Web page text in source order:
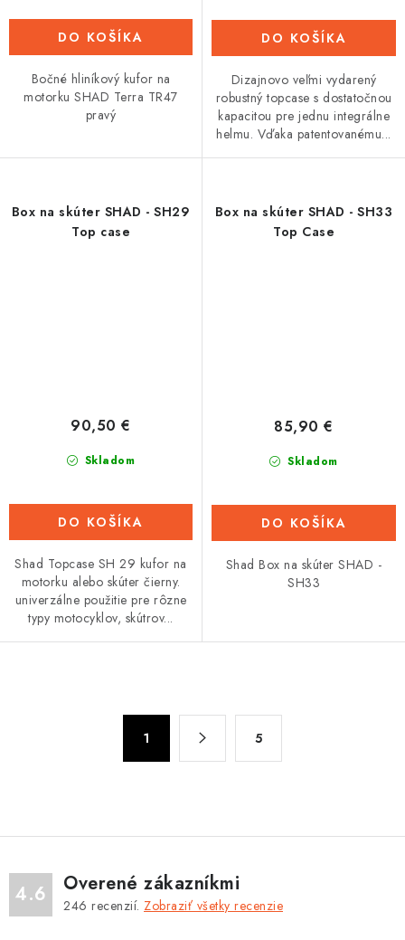
DO KOŠÍKA
Bočné hliníkový kufor na
motorku SHAD Terra TR47
pravý
DO KOŠÍKA
Dizajnovo veľmi vydarený
robustný topcase s dostatočnou
kapacitou pre jednu integrálne
helmu. Vďaka patentovanému...
Box na skúter SHAD - SH29
Top case
Skladom
90,50 €
DO KOŠÍKA
Shad Topcase SH 29 kufor na
motorku alebo skúter čierny.
univerzálne použitie pre rôzne
typy motocyklov, skútrov...
Box na skúter SHAD - SH33
Top Case
Skladom
85,90 €
DO KOŠÍKA
Shad Box na skúter SHAD -
SH33
c
e
k
v
a
n
1 5
4.6 Overené zákazníkmi
246 recenzií. Zobraziť všetky recenzie